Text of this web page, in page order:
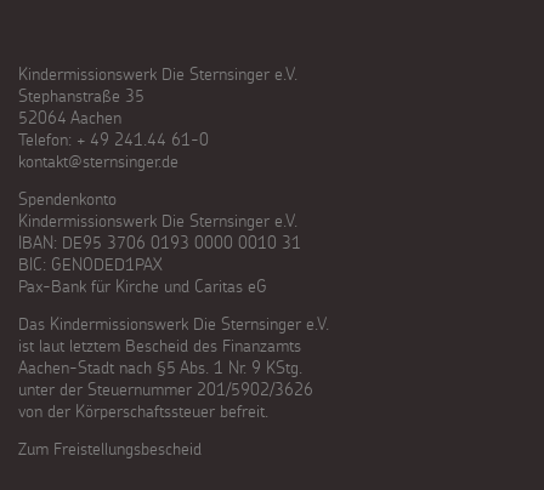
Kindermissionswerk Die Sternsinger e.V.
Stephanstraße 35
52064 Aachen
Telefon: + 49 241.44 61-0
kontakt@sternsinger.de
Spendenkonto
Kindermissionswerk Die Sternsinger e.V.
IBAN: DE95 3706 0193 0000 0010 31
BIC: GENODED1PAX
Pax-Bank für Kirche und Caritas eG
Das Kindermissionswerk Die Sternsinger e.V.
ist laut letztem Bescheid des Finanzamts
Aachen-Stadt nach §5 Abs. 1 Nr. 9 KStg.
unter der Steuernummer 201/5902/3626
von der Körperschaftssteuer befreit.
Zum Freistellungsbescheid